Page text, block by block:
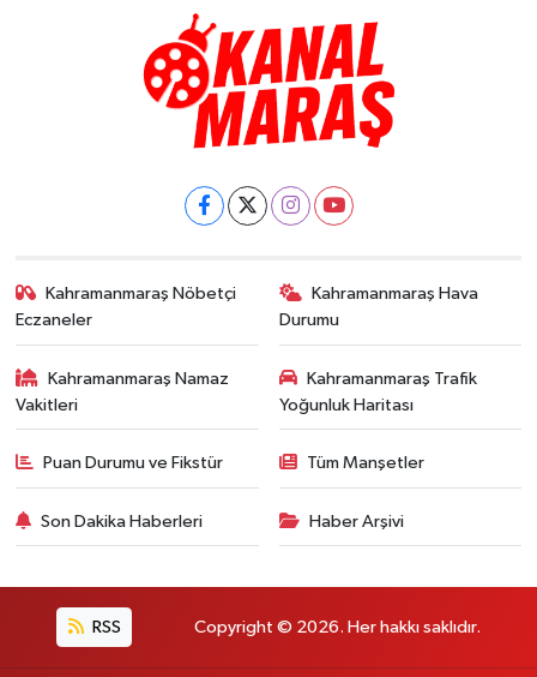
Kahramanmaraş Nöbetçi
Eczaneler
Kahramanmaraş Hava
Durumu
Kahramanmaraş Namaz
Vakitleri
Kahramanmaraş Trafik
Yoğunluk Haritası
Puan Durumu ve Fikstür Tüm Manşetler
Son Dakika Haberleri Haber Arşivi
RSS Copyright © 2026. Her hakkı saklıdır.